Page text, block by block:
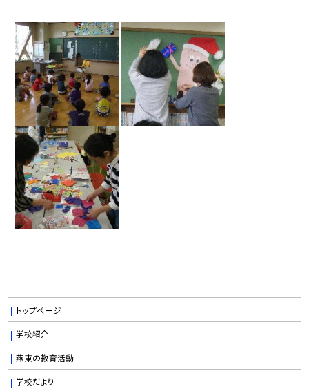
トップページ
学校紹介
燕東の教育活動
学校だより